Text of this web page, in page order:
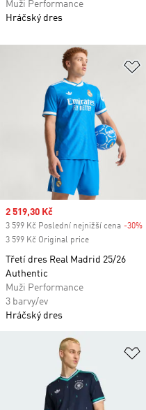
Sale price
2 519,30 Kč
3 599 Kč Poslední nejnižší cena -30%
3 599 Kč Original price
Třetí dres Real Madrid 25/26
Authentic
Muži Performance
3 barvy/ev
Hráčský dres
Muži Performance
Hráčský dres